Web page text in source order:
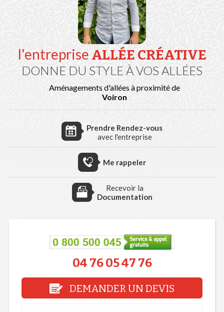
l'entreprise ALLÉE CRÉATIVE
DONNE DU STYLE À VOS ALLÉES
Aménagements d'allées à proximité de
Voiron
Prendre Rendez-vous
avec l'entreprise
Me rappeler
Recevoir la
Documentation
04 76 05 47 76
DEMANDER UN DEVIS